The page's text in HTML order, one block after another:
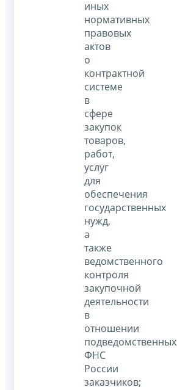
иных
нормативных
правовых
актов
о
контрактной
системе
в
сфере
закупок
товаров,
работ,
услуг
для
обеспечения
государственных
нужд,
а
также
ведомственного
контроля
закупочной
деятельности
в
отношении
подведомственных
ФНС
России
заказчиков;